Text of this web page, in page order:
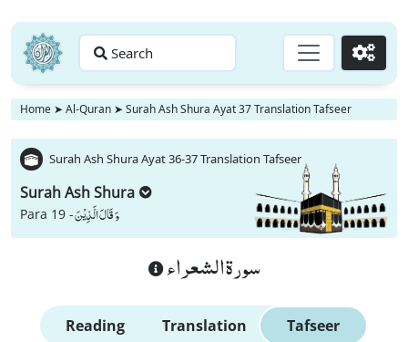
Search Go
Home ➤ Al-Quran ➤ Surah Ash Shura Ayat 37 Translation Tafseer
Surah Ash Shura Ayat 36-37 Translation Tafseer
Surah Ash Shura
Para 19 -وَ قَالَ الَّذِیْنَ
سورة الشعراء
Reading Translation Tafseer